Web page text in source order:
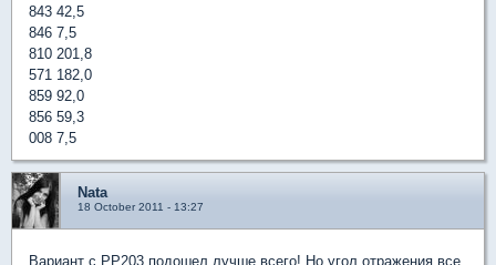
843 42,5
846 7,5
810 201,8
571 182,0
859 92,0
856 59,3
008 7,5
Nata
18 October 2011 - 13:27
Вариант с PP203 подошел лучше всего! Но угол отражения все